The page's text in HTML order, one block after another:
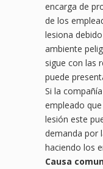
encarga de
de los
lesiona
ambiente
sigue con las
puede
Si la
empleado
lesión este
demanda por
haciendo los
Causa